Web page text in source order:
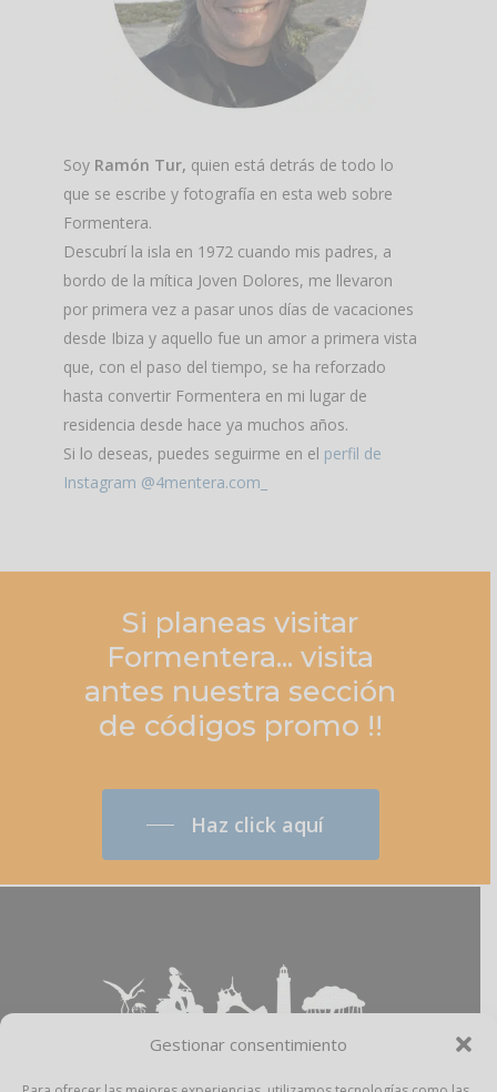
Gestionar consentimiento
SoyRamón Tur, quien está detrás de todo lo
que se escribe y fotografía en esta web sobre
Formentera.
Descubrí la isla en 1972 cuando mis padres, a
bordo de la mítica Joven Dolores, me llevaron
por primera vez a pasar unos días de vacaciones
desde Ibiza y aquello fue un amor a primera vista
que, con el paso del tiempo, se ha reforzado
hasta convertir Formentera en mi lugar de
residencia desde hace ya muchos años.
Si lo deseas, puedes seguirme en el perfil de
Instagram @4mentera.com_
Si planeas visitar
Formentera... visita
antes nuestra sección
de códigos promo !!
Haz click aquí